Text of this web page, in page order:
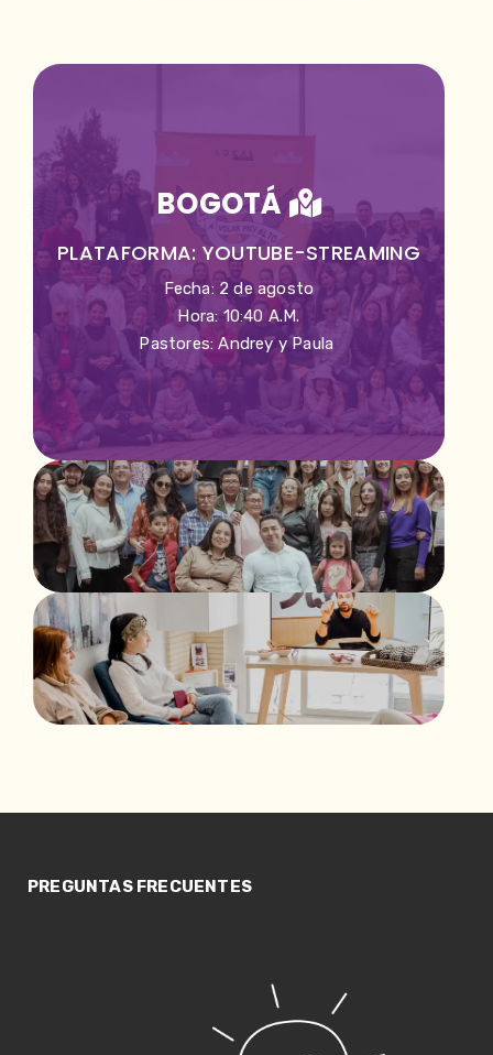
BOGOTÁ
PLATAFORMA: YOUTUBE-STREAMING
Fecha: 2 de agosto
Hora: 10:40 A.M.
Pastores: Andrey y Paula
PREGUNTAS FRECUENTES